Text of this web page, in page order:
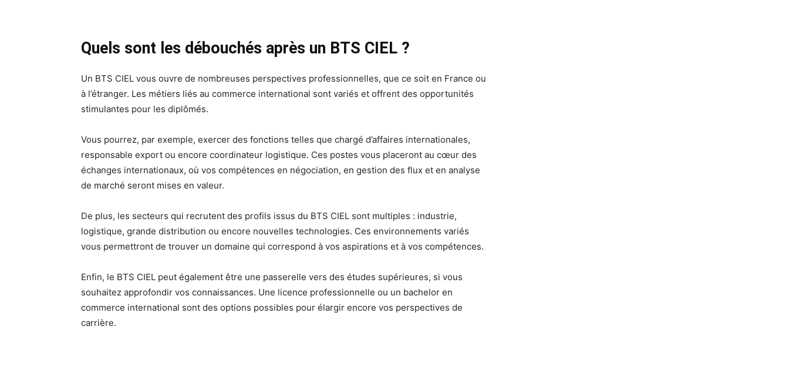
Quels sont les débouchés après un BTS CIEL ?
Un BTS CIEL vous ouvre de nombreuses perspectives professionnelles, que ce soit en France ou
à l’étranger. Les métiers liés au commerce international sont variés et offrent des opportunités
stimulantes pour les diplômés.
Vous pourrez, par exemple, exercer des fonctions telles que chargé d’affaires internationales,
responsable export ou encore coordinateur logistique. Ces postes vous placeront au cœur des
échanges internationaux, où vos compétences en négociation, en gestion des flux et en analyse
de marché seront mises en valeur.
De plus, les secteurs qui recrutent des profils issus du BTS CIEL sont multiples : industrie,
logistique, grande distribution ou encore nouvelles technologies. Ces environnements variés
vous permettront de trouver un domaine qui correspond à vos aspirations et à vos compétences.
Enfin, le BTS CIEL peut également être une passerelle vers des études supérieures, si vous
souhaitez approfondir vos connaissances. Une licence professionnelle ou un bachelor en
commerce international sont des options possibles pour élargir encore vos perspectives de
carrière.